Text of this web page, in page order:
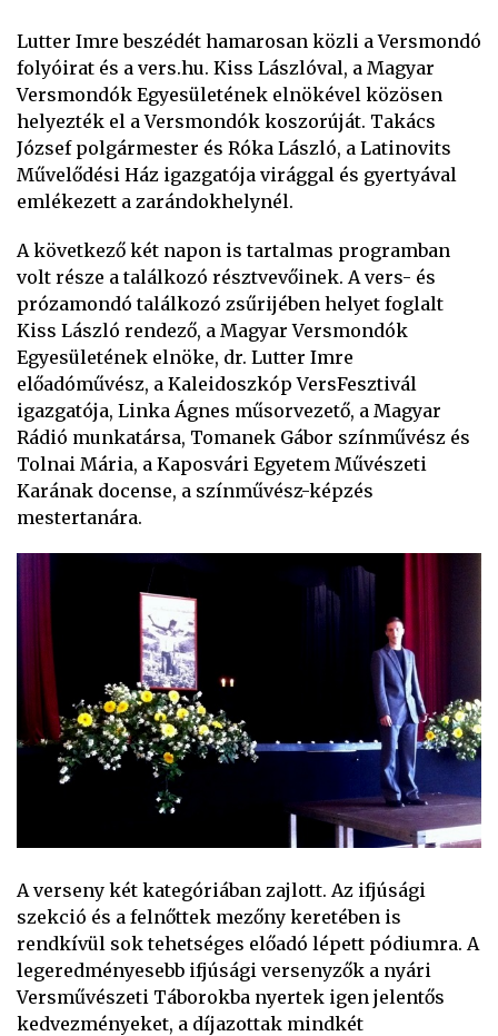
Lutter Imre beszédét hamarosan közli a Versmondó
folyóirat és a vers.hu. Kiss Lászlóval, a Magyar
Versmondók Egyesületének elnökével közösen
helyezték el a Versmondók koszorúját. Takács
József polgármester és Róka László, a Latinovits
Művelődési Ház igazgatója virággal és gyertyával
emlékezett a zarándokhelynél.
A következő két napon is tartalmas programban
volt része a találkozó résztvevőinek. A vers- és
prózamondó találkozó zsűrijében helyet foglalt
Kiss László rendező, a Magyar Versmondók
Egyesületének elnöke, dr. Lutter Imre
előadóművész, a Kaleidoszkóp VersFesztivál
igazgatója, Linka Ágnes műsorvezető, a Magyar
Rádió munkatársa, Tomanek Gábor színművész és
Tolnai Mária, a Kaposvári Egyetem Művészeti
Karának docense, a színművész-képzés
mestertanára.
A verseny két kategóriában zajlott. Az ifjúsági
szekció és a felnőttek mezőny keretében is
rendkívül sok tehetséges előadó lépett pódiumra. A
legeredményesebb ifjúsági versenyzők a nyári
Versművészeti Táborokba nyertek igen jelentős
kedvezményeket, a díjazottak mindkét